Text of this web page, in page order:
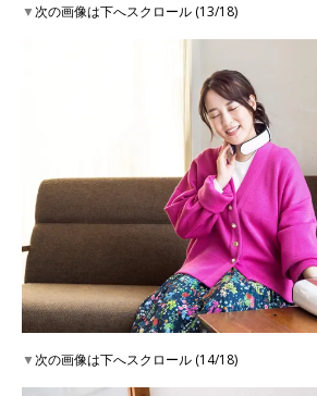
▼次の画像は下へスクロール (13/18)
▼次の画像は下へスクロール (14/18)